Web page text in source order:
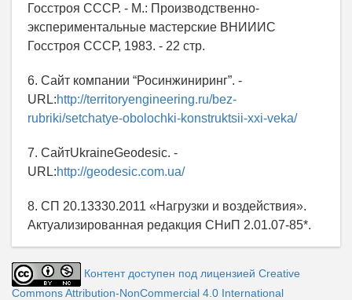
Госстроя СССР. - М.: Производственно-
экспериментальные мастерские ВНИИИС
Госстроя СССР, 1983. - 22 стр.
6. Сайт компании “Росинжиниринг”. -
URL:http://territoryengineering.ru/bez-
rubriki/setchatye-obolochki-konstruktsii-xxi-veka/
7. СайтUkraineGeodesic. -
URL:http://geodesic.com.ua/
8. СП 20.13330.2011 «Нагрузки и воздействия».
Актуализированная редакция СНиП 2.01.07-85*.
Контент доступен под лицензией Creative
Commons Attribution-NonCommercial 4.0 International